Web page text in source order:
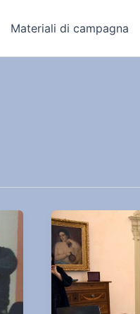
Materiali di campagna